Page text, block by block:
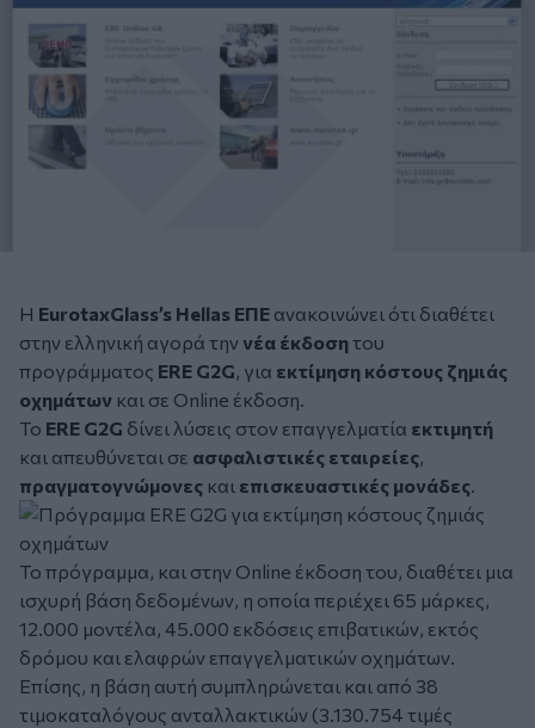
Η EurotaxGlass’s Hellas ΕΠΕ ανακοινώνει ότι διαθέτει
στην ελληνική αγορά την νέα έκδοσητου
προγράμματος ERE G2G, για εκτίμηση κόστους ζημιάς
οχημάτων και σε Online έκδοση.
Το ERE G2G δίνει λύσεις στον επαγγελματία εκτιμητή
και απευθύνεται σε ασφαλιστικές εταιρείες,
πραγματογνώμονες και επισκευαστικές μονάδες.
Το πρόγραμμα, και στην Online έκδοση του, διαθέτει μια
ισχυρή βάση δεδομένων, η οποία περιέχει 65 μάρκες,
12.000 μοντέλα, 45.000 εκδόσεις επιβατικών, εκτός
δρόμου και ελαφρών επαγγελματικών οχημάτων.
Επίσης, η βάση αυτή συμπληρώνεται και από 38
τιμοκαταλόγους ανταλλακτικών (3.130.754 τιμές